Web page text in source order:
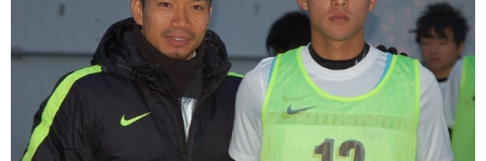
話題
ファッション
デザイン
写真
動画
社会
政治
ハウツー